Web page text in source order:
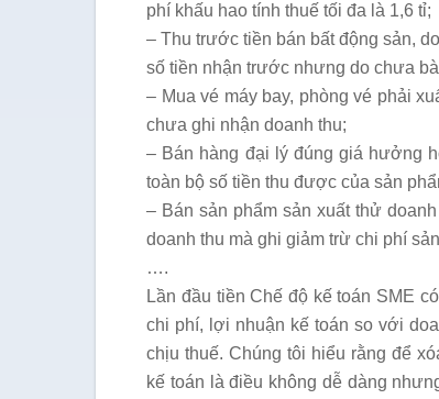
phí khấu hao tính thuế tối đa là 1,6 tỉ;
– Thu trước tiền bán bất động sản,
số tiền nhận trước nhưng do chưa
– Mua vé máy bay, phòng vé phải
chưa ghi nhận doanh thu;
– Bán hàng đại lý đúng giá hưởng
toàn bộ số tiền thu được của sản
– Bán sản phẩm sản xuất thử
doanh thu mà ghi giảm trừ chi phí
….
Lần đầu tiền Chế độ kế toán SME
chi phí, lợi nhuận kế toán so với
chịu thuế. Chúng tôi hiểu rằng để
kế toán là điều không dễ dàng